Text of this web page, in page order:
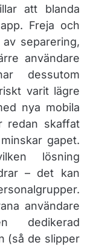
att blanda
Freja och
separering,
användare
dessutom
varit lägre
nya mobila
redan skaffat
gapet.
lösning
– det kan
användare
dedikerad
(så de slipper